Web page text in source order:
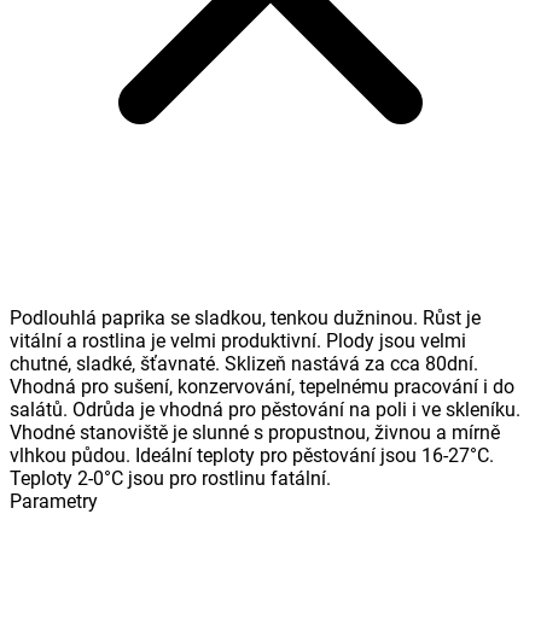
Podlouhlá paprika se sladkou, tenkou dužninou. Růst je
vitální a rostlina je velmi produktivní. Plody jsou velmi
chutné, sladké, šťavnaté. Sklizeň nastává za cca 80dní.
Vhodná pro sušení, konzervování, tepelnému pracování i do
salátů. Odrůda je vhodná pro pěstování na poli i ve skleníku.
Vhodné stanoviště je slunné s propustnou, živnou a mírně
vlhkou půdou. Ideální teploty pro pěstování jsou 16-27°C.
Teploty 2-0°C jsou pro rostlinu fatální.
Parametry